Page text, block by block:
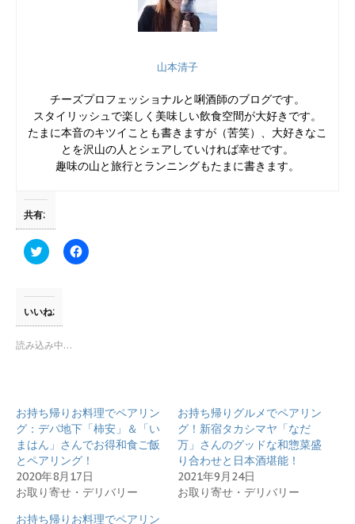
山本清子
チーズプロフェッショナルと唎酒師のブログです。
スタイリッシュで楽しく美味しい飲食空間が大好きです。
たまに本音のキツイことも書きますが（苦笑）、大好きなこ
とを沢山の人とシェアしていければ幸せです。
趣味の山と旅行とランニングもたまに書きます。
共有:
ク
リ
て
T
t
t
有
(
新
し
い
ウ
ィ
ン
ド
ウ
開
F
a
ク
リ
ッ
し
て
く
だ
さ
い
新
いいね:
読み込み中…
お持ち帰りお料理でペアリン
グ：デパ地下「柿安」＆「い
まはん」さんでお得和食ご飯
とペアリング！
2020年8月17日
お取り寄せ・デリバリー
お持ち帰りグルメでペアリン
グ！新宿タカシマヤ「なだ
万」さんのグッドな和惣菜盛
り合わせと日本酒堪能！
2021年9月24日
お取り寄せ・デリバリー
お持ち帰りお料理でペアリン